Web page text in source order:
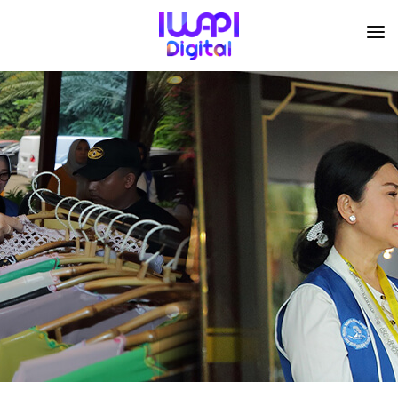
BERANDA
TENTANG KAMI
ORGANISASI
KEGIATAN
I-ACADEMI
IMARKETKU